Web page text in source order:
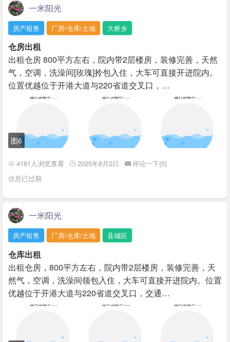
一米阳光
房产租售 厂房/仓库/土地 大桥乡
仓房出租
出租仓房 800平方左右，院内带2层楼房，装修完善，天然
气，空调，洗澡间[玫瑰]拎包入住，大车可直接开进院内。
位置优越位于开港大道与220省道交叉口，…
图6
4181人浏览查看 2025年8月2日
评论一下(0)
信息已过期
一米阳光
房产租售 厂房/仓库/土地 县城区
仓库出租
出租仓房，800平方左右，院内带2层楼房，装修完善，天
然气，空调，洗澡间领包入住，大车可直接开进院内。位置
优越位于开港大道与220省道交叉口，交通…